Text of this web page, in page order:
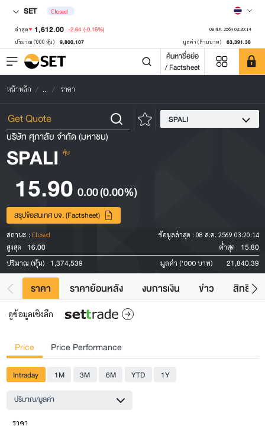
SET Closed
ล่าสุด 1,612.00 -2.64 (-0.16%) 08 ส.ค. 2569 03:20:14
ปริมาณ ('000 หุ้น) 9,800,107 มูลค่า (ล้านบาท) 63,391.38
ค้นหาชื่อย่อ
/ Factsheet
หน้าหลัก ... ราคา
SPALI
บริษัท ศุภาลัย จำกัด (มหาชน)
SPALI หุ้น
15.90 0.00(0.00%)
สรุปข้อสนเทศ บจ. (Factsheet)
สถานะ : Closed ข้อมูลล่าสุด : 08 ส.ค. 2569 03:20:14
สูงสุด
16.00 ต่ำสุด 15.80
ปริมาณ (หุ้น) 1,374,539 มูลค่า ('000 บาท) 21,840.39
ราคา ราคาย้อนหลัง งบการเงิน ข่าว สิทธิปร
ดูข้อมูลเชิงลึก
Price Price Performance
Intraday 1M 3M 6M YTD
1Y
ปริมาณ/มูลค่า